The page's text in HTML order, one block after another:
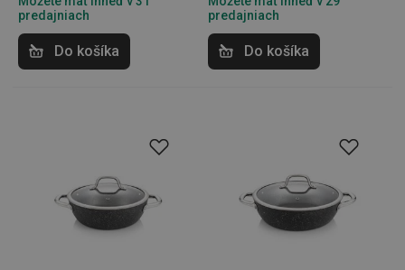
predajniach
Do košíka
predajniach
Do košíka